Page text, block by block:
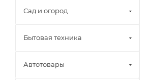
Сад и огород
Бытовая техника
Автотовары